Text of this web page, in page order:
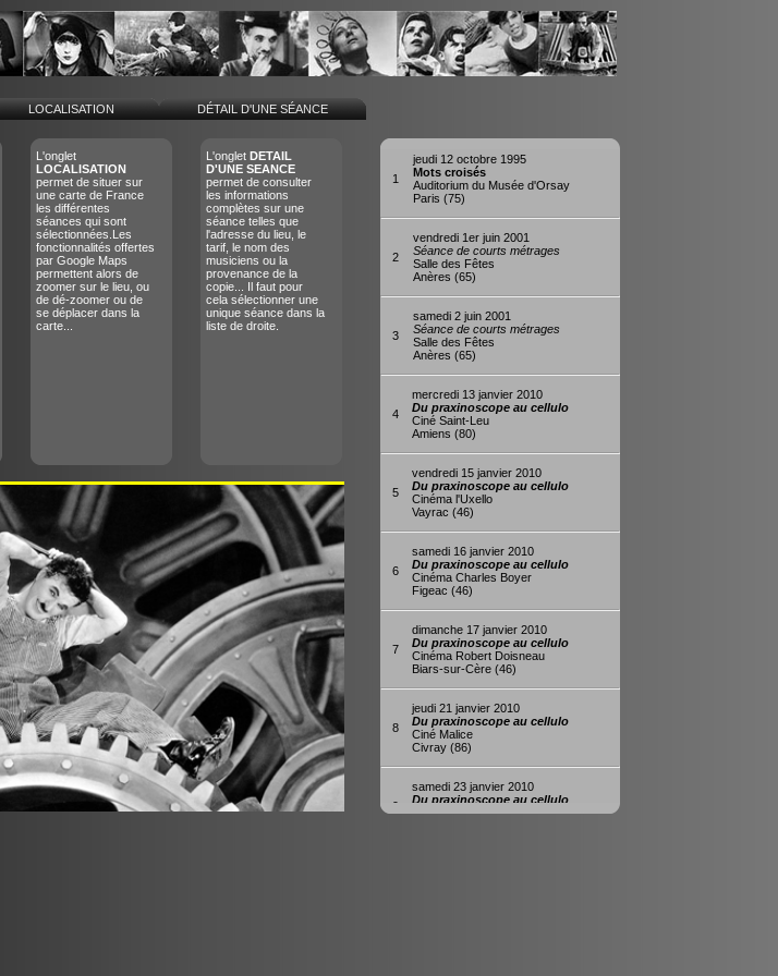
LOCALISATION DÉTAIL D'UNE SÉANCE
L'onglet
LOCALISATION
permet de situer sur
une carte de France
les différentes
séances qui sont
sélectionnées.Les
fonctionnalités offertes
par Google Maps
permettent alors de
zoomer sur le lieu, ou
de dé-zoomer ou de
se déplacer dans la
carte...
L'onglet DETAIL
D'UNE SEANCE
permet de consulter
les informations
complètes sur une
séance telles que
l'adresse du lieu, le
tarif, le nom des
musiciens ou la
provenance de la
copie... Il faut pour
cela sélectionner une
unique séance dans la
liste de droite.
1
jeudi 12 octobre 1995
Mots croisés
Auditorium du Musée d'Orsay
Paris (75)
2
vendredi 1er juin 2001
Séance de courts métrages
Salle des Fêtes
Anères (65)
3
samedi 2 juin 2001
Séance de courts métrages
Salle des Fêtes
Anères (65)
4
mercredi 13 janvier 2010
Du praxinoscope au cellulo
Ciné Saint-Leu
Amiens (80)
5
vendredi 15 janvier 2010
Du praxinoscope au cellulo
Cinéma l'Uxello
Vayrac (46)
6
samedi 16 janvier 2010
Du praxinoscope au cellulo
Cinéma Charles Boyer
Figeac (46)
7
dimanche 17 janvier 2010
Du praxinoscope au cellulo
Cinéma Robert Doisneau
Biars-sur-Cère (46)
8
jeudi 21 janvier 2010
Du praxinoscope au cellulo
Ciné Malice
Civray (86)
9
samedi 23 janvier 2010
Du praxinoscope au cellulo
Cinéma Le Rex